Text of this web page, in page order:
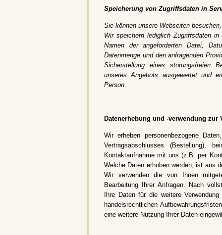
Speicherung von Zugriffsdaten in
Sie können unsere Webseiten
Wir speichern lediglich Zugriffsdaten
Namen der angeforderten Datei,
Datenmenge und den anfragenden
Sicherstellung eines störungsfreien
unseres Angebots ausgewertet und
Person.
Datenerhebung und -verwendung zur
Wir erheben personenbezogene
Vertragsabschlusses (Bestellung),
Kontaktaufnahme mit uns (z.B. per
Welche Daten erhoben werden, ist aus
Wir verwenden die von Ihnen
Bearbeitung Ihrer Anfragen. Nach
Ihre Daten für die weitere
handelsrechtlichen
eine weitere Nutzung Ihrer Daten